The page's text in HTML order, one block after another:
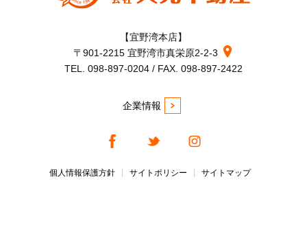
【宜野湾本店】
〒901-2215 宜野湾市真栄原2-2-3
TEL. 098-897-0204 / FAX. 098-897-2422
企業情報
個人情報保護方針 サイトポリシー サイトマップ